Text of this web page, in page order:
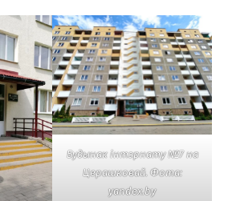
Будынак інтэрнату №7 на
Церашковай. Фота:
yandex.by